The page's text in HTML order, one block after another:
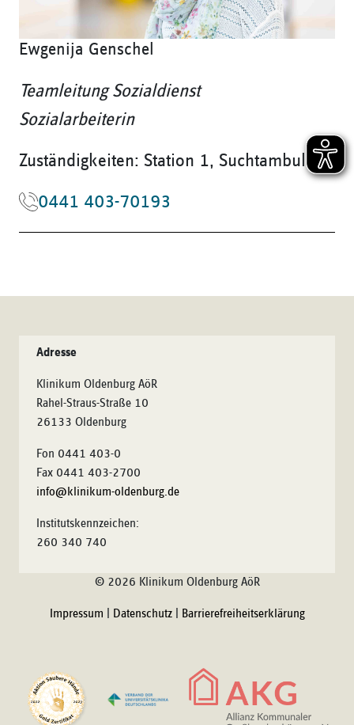
Ewgenija Genschel
Teamleitung Sozialdienst
Sozialarbeiterin
Zuständigkeiten: Station 1, Suchtambulanz
0441 403-70193
Adresse
Klinikum Oldenburg AöR
Rahel-Straus-Straße 10
26133 Oldenburg
Fon 0441 403-0
Fax 0441 403-2700
info@klinikum-oldenburg.de
Institutskennzeichen:
260 340 740
© 2026 Klinikum Oldenburg AöR
Impressum Datenschutz| Barrierefreiheitserklärung